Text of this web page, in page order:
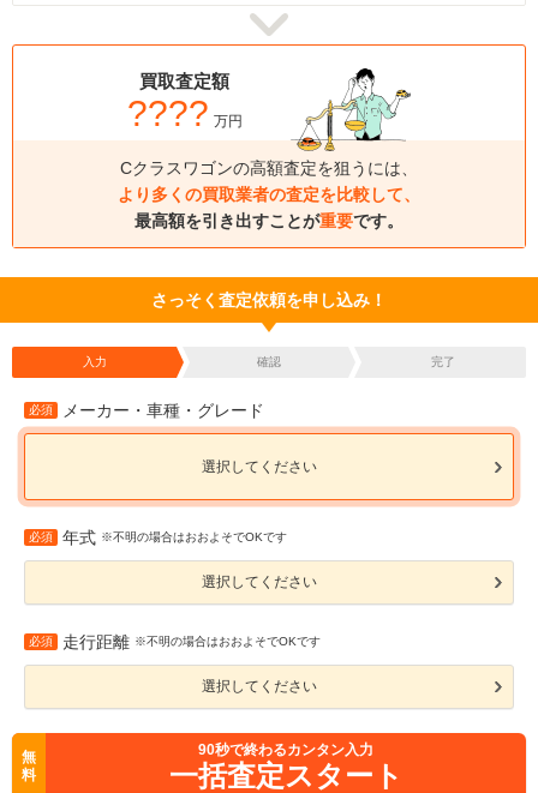
買取査定額
???? 万円
Cクラスワゴンの高額査定を狙うには、
より多くの買取業者の査定を比較して、
最高額を引き出すことが重要です。
さっそく査定依頼を申し込み！
入力 確認 完了
必須 メーカー・車種・グレード
選択してください
必須 年式 ※不明の場合はおおよそでOKです
選択してください
必須 走行距離 ※不明の場合はおおよそでOKです
選択してください
無
料
90秒で終わるカンタン入力
一括査定スタート